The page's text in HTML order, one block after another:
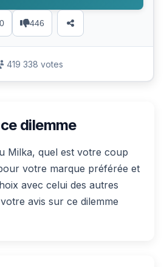
446
419 338 votes
dilemme
Milka, quel est votre coup
votre marque préférée et
avec celui des autres
avis sur ce dilemme